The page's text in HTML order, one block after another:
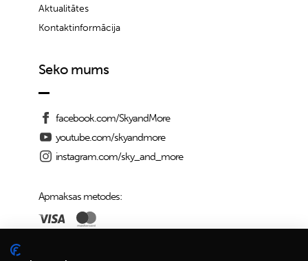
Aktualitātes
Kontaktinformācija
Seko mums
facebook.com/SkyandMore
youtube.com/skyandmore
instagram.com/sky_and_more
Apmaksas metodes: